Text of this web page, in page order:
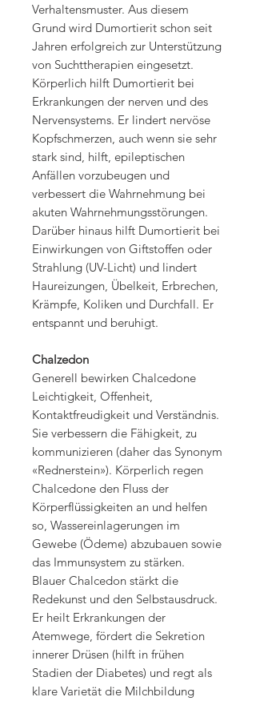
Verhaltensmuster. Aus diesem
Grund wird Dumortierit schon seit
Jahren erfolgreich zur Unterstützung
von Suchttherapien eingesetzt.
Körperlich hilft Dumortierit bei
Erkrankungen der nerven und des
Nervensystems. Er lindert nervöse
Kopfschmerzen, auch wenn sie sehr
stark sind, hilft, epileptischen
Anfällen vorzubeugen und
verbessert die Wahrnehmung bei
akuten Wahrnehmungsstörungen.
Darüber hinaus hilft Dumortierit bei
Einwirkungen von Giftstoffen oder
Strahlung (UV-Licht) und lindert
Haureizungen, Übelkeit, Erbrechen,
Krämpfe, Koliken und Durchfall. Er
entspannt und beruhigt.
Chalzedon
Generell bewirken Chalcedone
Leichtigkeit, Offenheit,
Kontaktfreudigkeit und Verständnis.
Sie verbessern die Fähigkeit, zu
kommunizieren (daher das Synonym
«Rednerstein»). Körperlich regen
Chalcedone den Fluss der
Körperflüssigkeiten an und helfen
so, Wassereinlagerungen im
Gewebe (Ödeme) abzubauen sowie
das Immunsystem zu stärken.
Blauer Chalcedon stärkt die
Redekunst und den Selbstausdruck.
Er heilt Erkrankungen der
Atemwege, fördert die Sekretion
innerer Drüsen (hilft in frühen
Stadien der Diabetes) und regt als
klare Varietät die Milchbildung